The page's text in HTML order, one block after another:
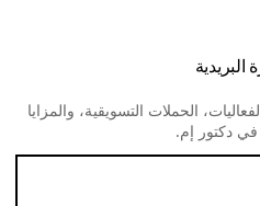
البريدية
الحملات التسويقية، والمزايا
دكتور إم.